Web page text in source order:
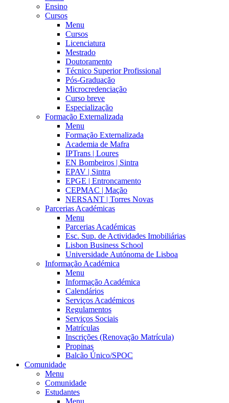
Ensino
Cursos
Menu
Cursos
Licenciatura
Mestrado
Doutoramento
Técnico Superior Profissional
Pós-Graduação
Microcredenciação
Curso breve
Especialização
Formação Externalizada
Menu
Formação Externalizada
Academia de Mafra
IPTrans | Loures
EN Bombeiros | Sintra
EPAV | Sintra
EPGE | Entroncamento
CEPMAC | Mação
NERSANT | Torres Novas
Parcerias Académicas
Menu
Parcerias Académicas
Esc. Sup. de Actividades Imobiliárias
Lisbon Business School
Universidade Autónoma de Lisboa
Informação Académica
Menu
Informação Académica
Calendários
Serviços Académicos
Regulamentos
Serviços Sociais
Matrículas
Inscrições (Renovação Matrícula)
Propinas
Balcão Único/SPOC
Comunidade
Menu
Comunidade
Estudantes
Menu